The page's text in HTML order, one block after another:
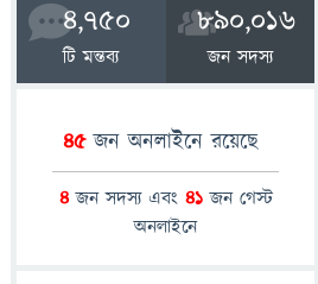
4,750
টি মন্তব্য
890,016
জন সদস্য
45জন অনলাইনে রয়েছে
4জন সদস্য এবং 41জন গেস্ট
অনলাইনে